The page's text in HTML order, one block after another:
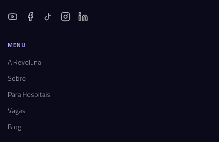
MENU
A Revoluna
Sobre
Para Hospitais
Vagas
Blog